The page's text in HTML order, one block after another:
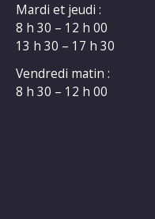
Mardi et jeudi :
8 h 30 – 12 h 00
13 h 30 – 17 h 30
Vendredi matin :
8 h 30 – 12 h 00